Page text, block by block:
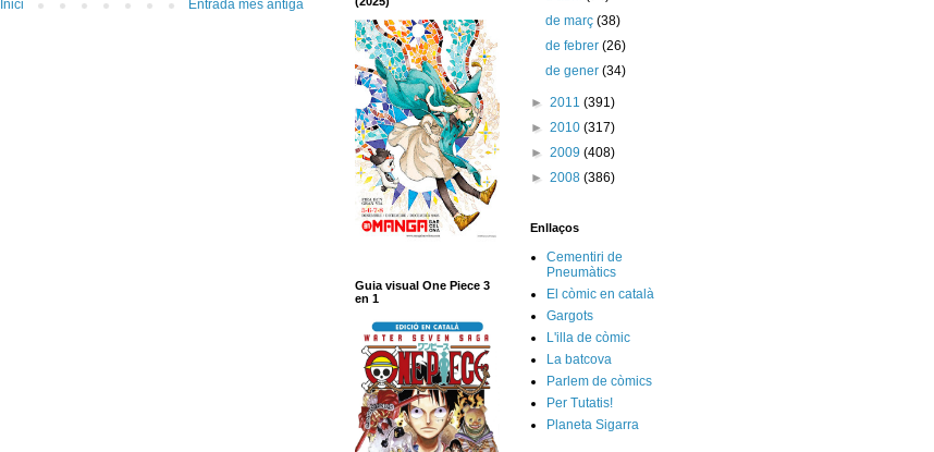
Entrada més antiga
Inici
Guia visual One Piece 3
en 1
de març(38)
de febrer(26)
de gener(34)
► 2011 (391)
► 2010 (317)
► 2009 (408)
► 2008 (386)
Enllaços
Cementiri de
Pneumàtics
El còmic en català
Gargots
L'illa de còmic
La batcova
Parlem de còmics
Per Tutatis!
Planeta Sigarra